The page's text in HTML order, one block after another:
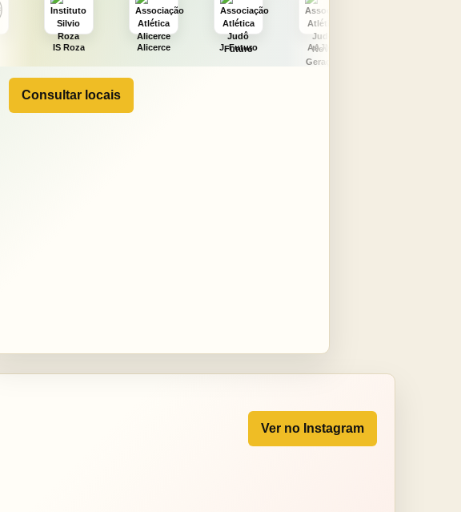
Alicerce J. Futuro AAJNG TSURU
Consultar locais
Ver no Instagram